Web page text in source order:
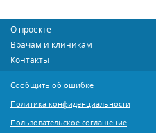
О проекте
Врачам и клиникам
Контакты
Сообщить об ошибке
Политика конфиденциальности
Пользовательское соглашение